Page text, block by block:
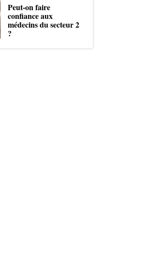
Peut-on faire
confiance aux
médecins du secteur 2
?